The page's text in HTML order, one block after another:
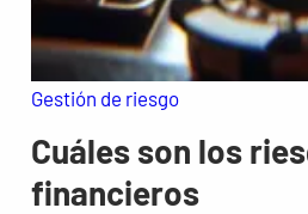
Gestión de riesgo
Cuáles son los
financieros